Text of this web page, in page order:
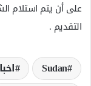
التقديم .
Sudan